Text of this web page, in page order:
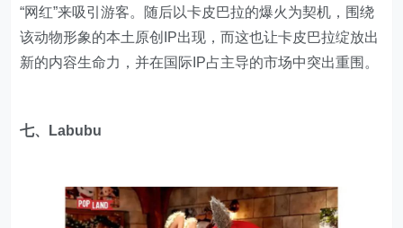
“网红”来吸引游客。随后以卡皮巴拉的爆火为契机，围绕
该动物形象的本土原创IP出现，而这也让卡皮巴拉绽放出
新的内容生命力，并在国际IP占主导的市场中突出重围。
七、Labubu